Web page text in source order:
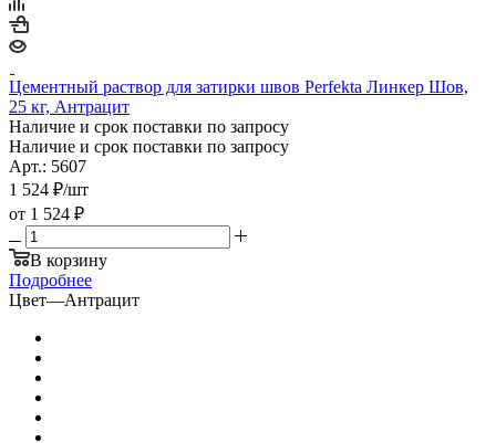
Цементный раствор для затирки швов Perfekta Линкер Шов,
25 кг, Антрацит
Наличие и срок поставки по запросу
Наличие и срок поставки по запросу
Арт.: 5607
1 524 ₽/шт
от 1 524 ₽
В корзину
Подробнее
Цвет—Антрацит